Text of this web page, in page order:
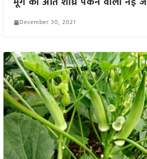
December 30, 2021